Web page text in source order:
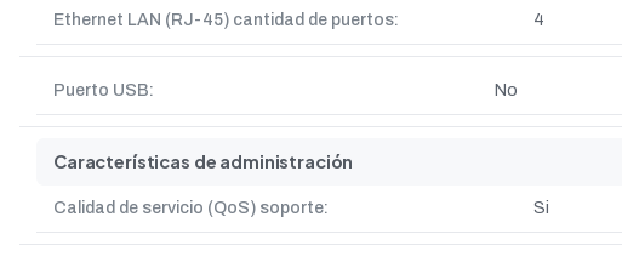
Ethernet LAN (RJ-45) cantidad de puertos: 4
Puerto USB: No
Características de administración
Calidad de servicio (QoS) soporte: Si